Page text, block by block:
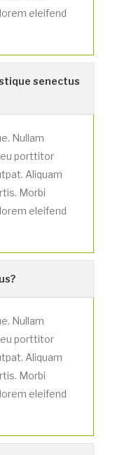
eleifend
senectus
Nullam
porttitor
Aliquam
Morbi
eleifend
Nullam
porttitor
Aliquam
Morbi
eleifend